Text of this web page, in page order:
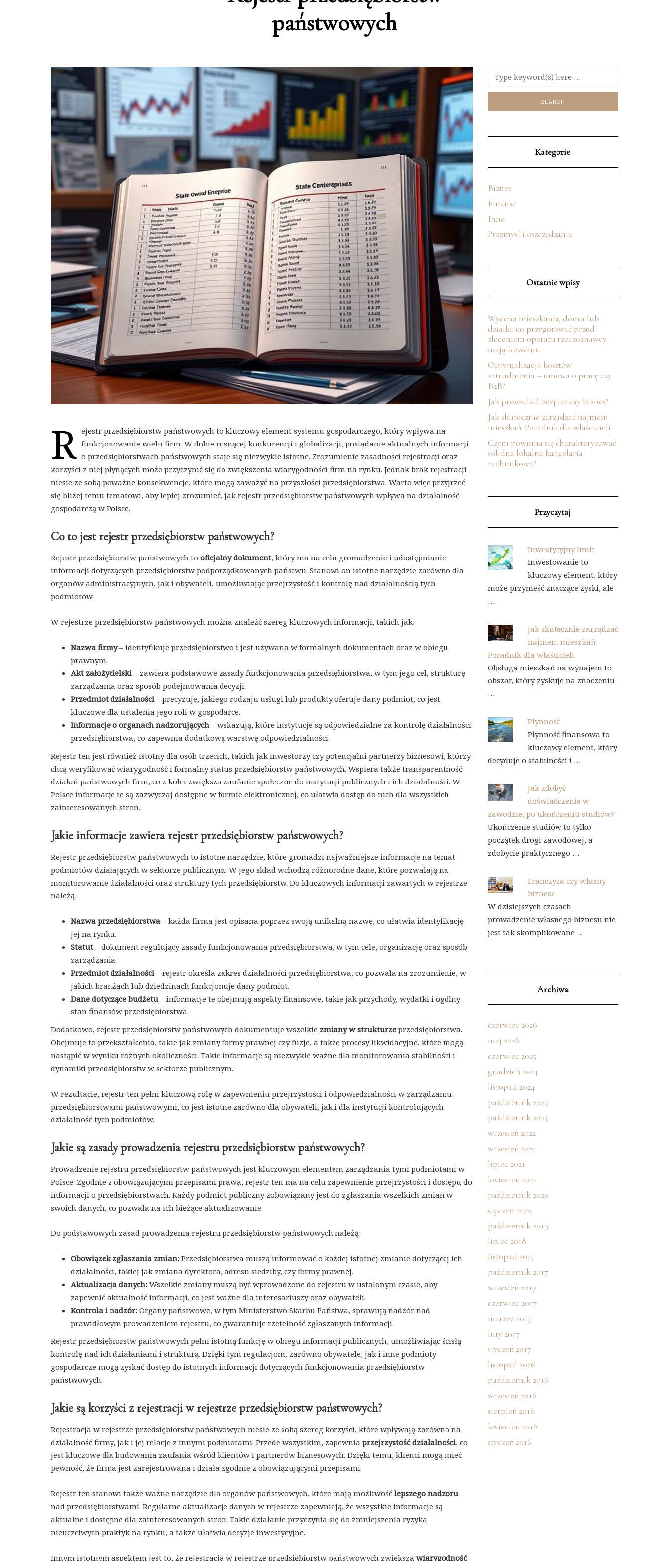
państwowych
R ejestr przedsiębiorstw państwowych to kluczowy element systemu gospodarczego, który wpływa na
funkcjonowanie wielu firm. W dobie rosnącej konkurencji i globalizacji, posiadanie aktualnych informacji
o przedsiębiorstwach państwowych staje się niezwykle istotne. Zrozumienie zasadności rejestracji oraz
korzyści z niej płynących może przyczynić się do zwiększenia wiarygodności firm na rynku. Jednak brak rejestracji
niesie ze sobą poważne konsekwencje, które mogą zaważyć na przyszłości przedsiębiorstwa. Warto więc przyjrzeć
się bliżej temu tematowi, aby lepiej zrozumieć, jak rejestr przedsiębiorstw państwowych wpływa na działalność
gospodarczą w Polsce.
Co to jest rejestr przedsiębiorstw państwowych?
Rejestr przedsiębiorstw państwowych to oficjalny dokument, który ma na celu gromadzenie i udostępnianie
informacji dotyczących przedsiębiorstw podporządkowanych państwu. Stanowi on istotne narzędzie zarówno dla
organów administracyjnych, jak i obywateli, umożliwiając przejrzystość i kontrolę nad działalnością tych
podmiotów.
W rejestrze przedsiębiorstw państwowych można znaleźć szereg kluczowych informacji, takich jak:
Nazwa firmy– identyfikuje przedsiębiorstwo i jest używana w formalnych dokumentach oraz w obiegu
prawnym.
Akt założycielski– zawiera podstawowe zasady funkcjonowania przedsiębiorstwa, w tym jego cel, strukturę
zarządzania oraz sposób podejmowania decyzji.
Przedmiot działalności– precyzuje, jakiego rodzaju usługi lub produkty oferuje dany podmiot, co jest
kluczowe dla ustalenia jego roli w gospodarce.
Informacje o organach nadzorujących – wskazują, które instytucje są odpowiedzialne za kontrolę działalności
przedsiębiorstwa, co zapewnia dodatkową warstwę odpowiedzialności.
Rejestr ten jest również istotny dla osób trzecich, takich jak inwestorzy czy potencjalni partnerzy biznesowi, którzy
chcą weryfikować wiarygodność i formalny status przedsiębiorstw państwowych. Wspiera także transparentność
działań państwowych firm, co z kolei zwiększa zaufanie społeczne do instytucji publicznych i ich działalności. W
Polsce informacje te są zazwyczaj dostępne w formie elektronicznej, co ułatwia dostęp do nich dla wszystkich
zainteresowanych stron.
Jakie informacje zawiera rejestr przedsiębiorstw państwowych?
Rejestr przedsiębiorstw państwowych to istotne narzędzie, które gromadzi najważniejsze informacje na temat
podmiotów działających w sektorze publicznym. W jego skład wchodzą różnorodne dane, które pozwalają na
monitorowanie działalności oraz struktury tych przedsiębiorstw. Do kluczowych informacji zawartych w rejestrze
należą:
Nazwa przedsiębiorstwa – każda firma jest opisana poprzez swoją unikalną nazwę, co ułatwia identyfikację
jej na rynku.
Statut – dokument regulujący zasady funkcjonowania przedsiębiorstwa, w tym cele, organizację oraz sposób
zarządzania.
Przedmiot działalności– rejestr określa zakres działalności przedsiębiorstwa, co pozwala na zrozumienie, w
jakich branżach lub dziedzinach funkcjonuje dany podmiot.
Dane dotyczące budżetu – informacje te obejmują aspekty finansowe, takie jak przychody, wydatki i ogólny
stan finansów przedsiębiorstwa.
Dodatkowo, rejestr przedsiębiorstw państwowych dokumentuje wszelkie zmiany w strukturze przedsiębiorstwa.
Obejmuje to przekształcenia, takie jak zmiany formy prawnej czy fuzje, a także procesy likwidacyjne, które mogą
nastąpić w wyniku różnych okoliczności. Takie informacje są niezwykle ważne dla monitorowania stabilności i
dynamiki przedsiębiorstw w sektorze publicznym.
W rezultacie, rejestr ten pełni kluczową rolę w zapewnieniu przejrzystości i odpowiedzialności w zarządzaniu
przedsiębiorstwami państwowymi, co jest istotne zarówno dla obywateli, jak i dla instytucji kontrolujących
działalność tych podmiotów.
Jakie są zasady prowadzenia rejestru przedsiębiorstw państwowych?
Prowadzenie rejestru przedsiębiorstw państwowych jest kluczowym elementem zarządzania tymi podmiotami w
Polsce. Zgodnie z obowiązującymi przepisami prawa, rejestr ten ma na celu zapewnienie przejrzystości i dostępu do
informacji o przedsiębiorstwach. Każdy podmiot publiczny zobowiązany jest do zgłaszania wszelkich zmian w
swoich danych, co pozwala na ich bieżące aktualizowanie.
Do podstawowych zasad prowadzenia rejestru przedsiębiorstw państwowych należą:
Obowiązek zgłaszania zmian: Przedsiębiorstwa muszą informować o każdej istotnej zmianie dotyczącej ich
działalności, takiej jak zmiana dyrektora, adresu siedziby, czy formy prawnej.
Aktualizacja danych: Wszelkie zmiany muszą być wprowadzone do rejestru w ustalonym czasie, aby
zapewnić aktualność informacji, co jest ważne dla interesariuszy oraz obywateli.
Kontrola i nadzór: Organy państwowe, w tym Ministerstwo Skarbu Państwa, sprawują nadzór nad
prawidłowym prowadzeniem rejestru, co gwarantuje rzetelność zgłaszanych informacji.
Rejestr przedsiębiorstw państwowych pełni istotną funkcję w obiegu informacji publicznych, umożliwiając ścisłą
kontrolę nad ich działaniami i strukturą. Dzięki tym regulacjom, zarówno obywatele, jak i inne podmioty
gospodarcze mogą zyskać dostęp do istotnych informacji dotyczących funkcjonowania przedsiębiorstw
państwowych.
Jakie są korzyści z rejestracji w rejestrze przedsiębiorstw państwowych?
Rejestracja w rejestrze przedsiębiorstw państwowych niesie ze sobą szereg korzyści, które wpływają zarówno na
działalność firmy, jak i jej relacje z innymi podmiotami. Przede wszystkim, zapewnia przejrzystość działalności, co
jest kluczowe dla budowania zaufania wśród klientów i partnerów biznesowych. Dzięki temu, klienci mogą mieć
pewność, że firma jest zarejestrowana i działa zgodnie z obowiązującymi przepisami.
Rejestr ten stanowi także ważne narzędzie dla organów państwowych, które mają możliwość lepszego nadzoru
nad przedsiębiorstwami. Regularne aktualizacje danych w rejestrze zapewniają, że wszystkie informacje są
aktualne i dostępne dla zainteresowanych stron. Takie działanie przyczynia się do zmniejszenia ryzyka
nieuczciwych praktyk na rynku, a także ułatwia decyzje inwestycyjne.
Innym istotnym aspektem jest to, że rejestracja w rejestrze przedsiębiorstw państwowych zwiększa wiarygodność
Kategorie
Biznes
Finanse
Inne
Przemysł i oszczędzanie
Ostatnie wpisy
Wycena mieszkania, domu lub
działki: co przygotować przed
zleceniem operatu rzeczoznawcy
majątkowemu
Optymalizacja kosztów
zatrudnienia – umowa o pracę czy
B2B?
Jak prowadzić bezpieczny biznes?
Jak skutecznie zarządzać najmem
mieszkań: Poradnik dla właścicieli
Czym powinna się charakteryzować
solidna lokalna kancelaria
rachunkowa?
Przyczytaj
Inwestycyjny limit
Inwestowanie to
kluczowy element, który
może przynieść znaczące zyski, ale
…
Jak skutecznie zarządzać
najmem mieszkań:
Poradnik dla właścicieli
Obsługa mieszkań na wynajem to
obszar, który zyskuje na znaczeniu
…
Płynność
Płynność finansowa to
kluczowy element, który
decyduje o stabilności i …
Jak zdobyć
doświadczenie w
zawodzie, po ukończeniu studiów?
Ukończenie studiów to tylko
początek drogi zawodowej, a
zdobycie praktycznego …
Franczyza czy własny
biznes?
W dzisiejszych czasach
prowadzenie własnego biznesu nie
jest tak skomplikowane …
Archiwa
czerwiec 2026
maj 2026
czerwiec 2025
grudzień 2024
listopad 2024
październik 2024
październik 2023
wrzesień 2022
wrzesień 2021
lipiec 2021
kwiecień 2021
październik 2020
styczeń 2020
październik 2019
lipiec 2018
listopad 2017
październik 2017
wrzesień 2017
czerwiec 2017
marzec 2017
luty 2017
styczeń 2017
listopad 2016
październik 2016
wrzesień 2016
sierpień 2016
kwiecień 2016
styczeń 2016